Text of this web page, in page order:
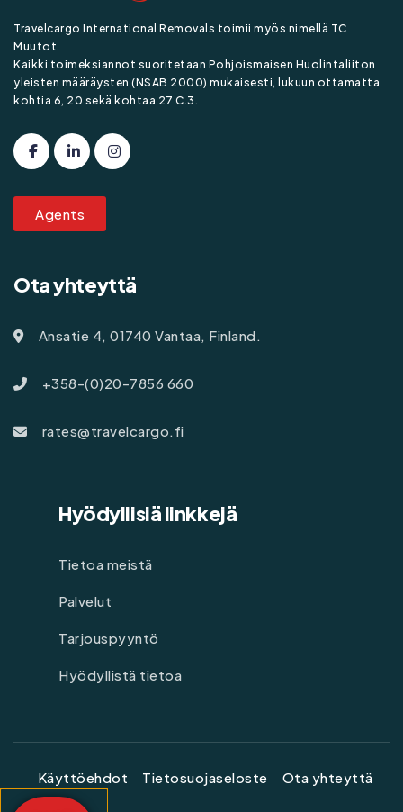
Travelcargo International Removals toimii myös nimellä TC
Muutot.
Kaikki toimeksiannot suoritetaan Pohjoismaisen Huolintaliiton
yleisten määräysten (NSAB 2000) mukaisesti, lukuun ottamatta
kohtia 6, 20 sekä kohtaa 27 C.3.
Agents
Ota yhteyttä
Ansatie 4, 01740 Vantaa, Finland.
+358-(0)20-7856 660
rates@travelcargo.fi
Hyödyllisiä linkkejä
Tietoa meistä
Palvelut
Tarjouspyyntö
Hyödyllistä tietoa
Käyttöehdot Tietosuojaseloste Ota yhteyttä